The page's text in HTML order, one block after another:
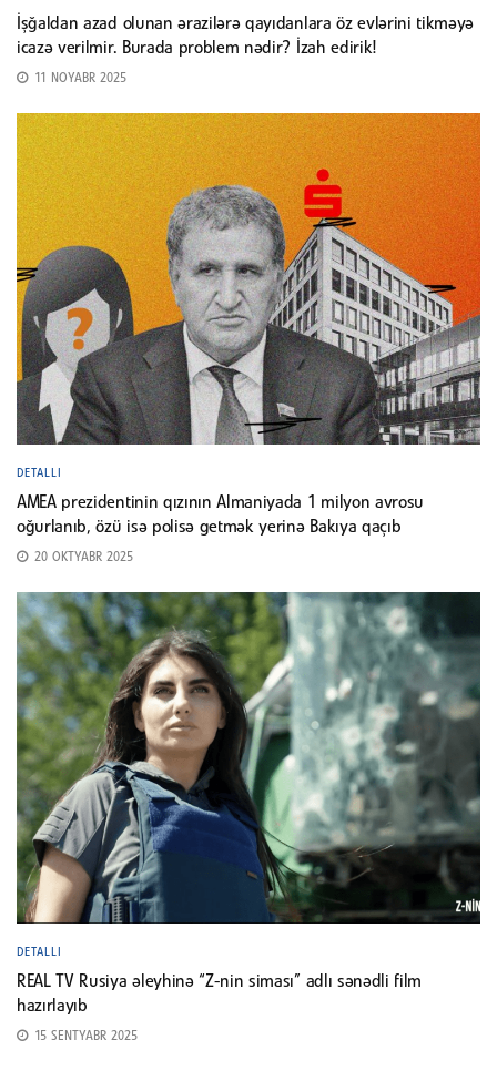
İşğaldan azad olunan ərazilərə qayıdanlara öz evlərini tikməyə
icazə verilmir. Burada problem nədir? İzah edirik!
11 NOYABR 2025
DETALLI
AMEA prezidentinin qızının Almaniyada 1 milyon avrosu
oğurlanıb, özü isə polisə getmək yerinə Bakıya qaçıb
20 OKTYABR 2025
DETALLI
REAL TV Rusiya əleyhinə “Z-nin siması” adlı sənədli film
hazırlayıb
15 SENTYABR 2025